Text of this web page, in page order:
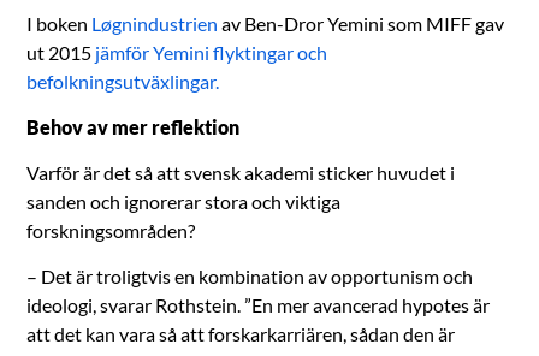
I boken Løgnindustrien av Ben-Dror Yemini som MIFF gav
ut 2015 jämför Yemini flyktingar och
befolkningsutväxlingar.
Behov av mer reflektion
Varför är det så att svensk akademi sticker huvudet i
sanden och ignorerar stora och viktiga
forskningsområden?
– Det är troligtvis en kombination av opportunism och
ideologi, svarar Rothstein. ”En mer avancerad hypotes är
att det kan vara så att forskarkarriären, sådan den är